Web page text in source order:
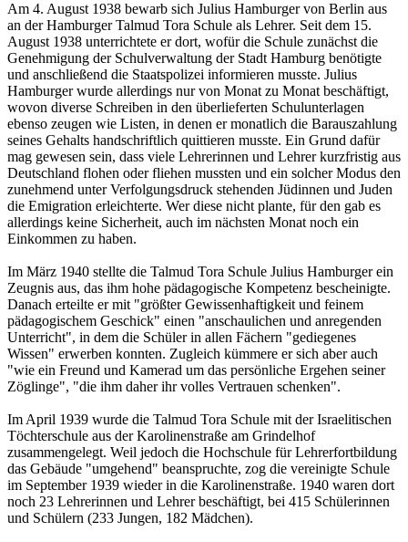
Am 4. August 1938 bewarb sich Julius Hamburger von Berlin aus
an der Hamburger Talmud Tora Schule als Lehrer. Seit dem 15.
August 1938 unterrichtete er dort, wofür die Schule zunächst die
Genehmigung der Schulverwaltung der Stadt Hamburg benötigte
und anschließend die Staatspolizei informieren musste. Julius
Hamburger wurde allerdings nur von Monat zu Monat beschäftigt,
wovon diverse Schreiben in den überlieferten Schulunterlagen
ebenso zeugen wie Listen, in denen er monatlich die Barauszahlung
seines Gehalts handschriftlich quittieren musste. Ein Grund dafür
mag gewesen sein, dass viele Lehrerinnen und Lehrer kurzfristig aus
Deutschland flohen oder fliehen mussten und ein solcher Modus den
zunehmend unter Verfolgungsdruck stehenden Jüdinnen und Juden
die Emigration erleichterte. Wer diese nicht plante, für den gab es
allerdings keine Sicherheit, auch im nächsten Monat noch ein
Einkommen zu haben.
Im März 1940 stellte die Talmud Tora Schule Julius Hamburger ein
Zeugnis aus, das ihm hohe pädagogische Kompetenz bescheinigte.
Danach erteilte er mit "größter Gewissenhaftigkeit und feinem
pädagogischem Geschick" einen "anschaulichen und anregenden
Unterricht", in dem die Schüler in allen Fächern "gediegenes
Wissen" erwerben konnten. Zugleich kümmere er sich aber auch
"wie ein Freund und Kamerad um das persönliche Ergehen seiner
Zöglinge", "die ihm daher ihr volles Vertrauen schenken".
Im April 1939 wurde die Talmud Tora Schule mit der Israelitischen
Töchterschule aus der Karolinenstraße am Grindelhof
zusammengelegt. Weil jedoch die Hochschule für Lehrerfortbildung
das Gebäude "umgehend" beanspruchte, zog die vereinigte Schule
im September 1939 wieder in die Karolinenstraße. 1940 waren dort
noch 23 Lehrerinnen und Lehrer beschäftigt, bei 415 Schülerinnen
und Schülern (233 Jungen, 182 Mädchen).